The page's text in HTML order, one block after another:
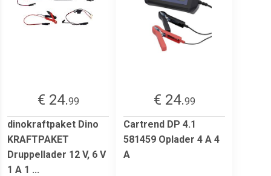
€ 24.99
dinokraftpaket Dino
KRAFTPAKET
Druppellader 12 V, 6 V
1 A 1 ...
€ 24.99
Cartrend DP 4.1
581459 Oplader 4 A 4
A